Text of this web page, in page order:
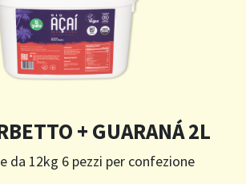
+ GUARANÁ 2L
da 12kg 6 pezzi per confezione